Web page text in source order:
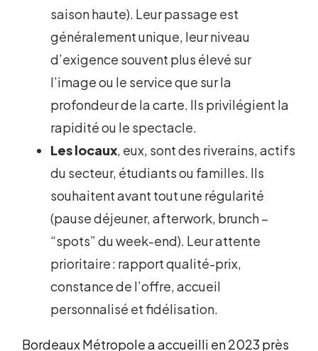
saison haute). Leur passage est
généralement unique, leur niveau
d’exigence souvent plus élevé sur
l’image ou le service que sur la
profondeur de la carte. Ils privilégient la
rapidité ou le spectacle.
Les locaux , eux, sont des riverains, actifs
du secteur, étudiants ou familles. Ils
souhaitent avant tout une régularité
(pause déjeuner, afterwork, brunch –
“spots” du week-end). Leur attente
prioritaire : rapport qualité-prix,
constance de l’offre, accueil
personnalisé et fidélisation.
Bordeaux Métropole a accueilli en 2023 près